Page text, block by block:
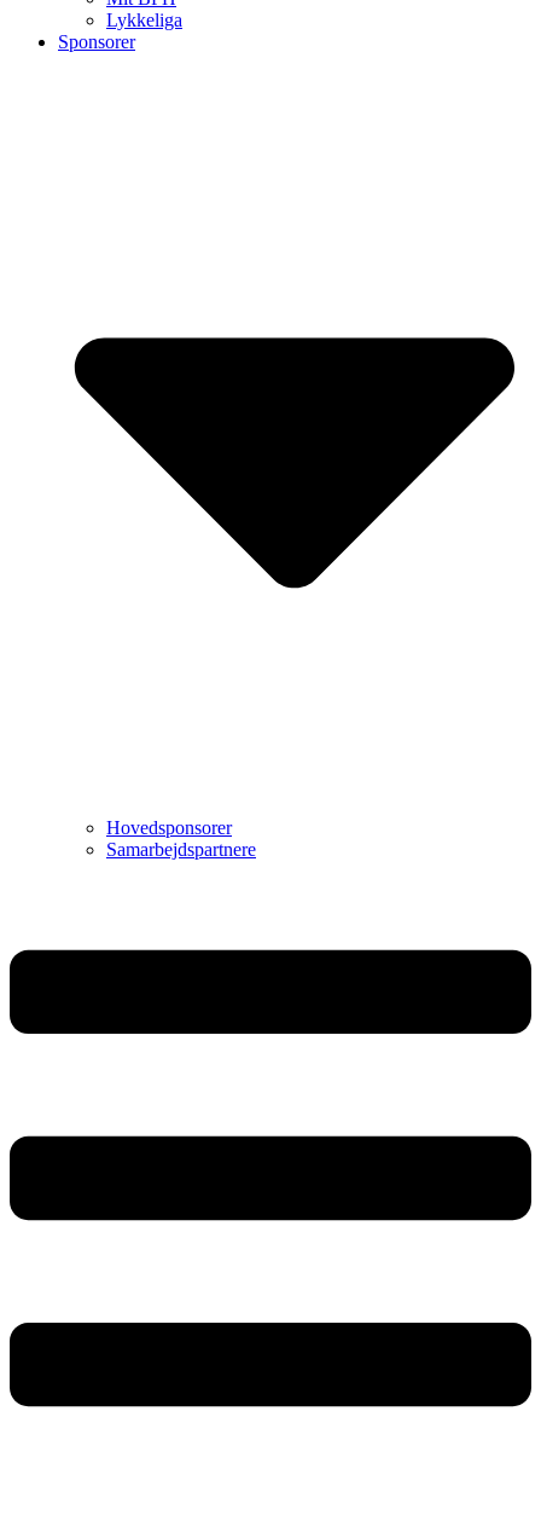
Lykkeliga
Sponsorer
Hovedsponsorer
Samarbejdspartnere